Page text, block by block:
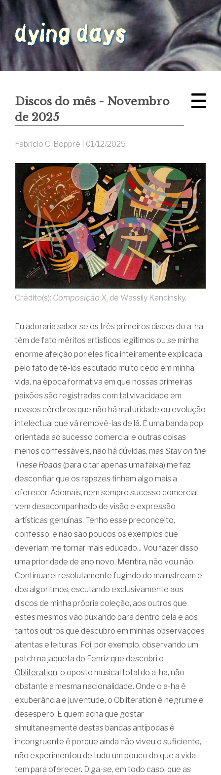
Discos do mês - Novembro
de 2025
Fabricio C. Boppré | 01/12/2025
Crédito(s): Composição X, de Wassily Kandinsky.
Eu adoraria saber se os três primeiros discos do a-ha
têm de fato méritos artísticos legítimos ou se minha
enorme afeição por eles fica inteiramente explicada
pelo fato de tê-los escutado muito cedo em minha
vida, na época formativa em que nossas primeiras
paixões são registradas com tal vivacidade em
nossos cérebros que não há maturidade ou evolução
intelectual que vá removê-las de lá. É uma banda pop
orientada ao sucesso comercial e outras coisas
menos confessáveis, não há dúvidas, mas Stay on the
These Roads (para citar apenas uma faixa) me faz
desconfiar que os rapazes tinham algo mais a
oferecer. Ademais, nem sempre sucesso comercial
vem desacompanhado de visão e expressão
artísticas genuínas. Tenho esse preconceito,
confesso, e não são poucos os exemplos que
deveriam me tornar mais educado... Vou fazer disso
uma prioridade de ano novo. Mentira, não vou não.
Continuarei resolutamente fugindo do mainstream e
dos algoritmos, escutando exclusivamente aos
discos de minha própria coleção, aos outros que
estes mesmos vão puxando para dentro dela e aos
tantos outros que descubro em minhas observações
atentas e leituras. Foi, por exemplo, observando um
patch na jaqueta do Fenriz que descobri o
Obliteration, o oposto musical total do a-ha, não
obstante a mesma nacionalidade. Onde o a-ha é
exuberância e juventude, o Obliteration é negrume e
desespero. E quem acha que gostar
simultaneamente destas bandas antípodas é
incongruente é porque ainda não viveu o suficiente,
não experimentou de tudo um pouco do que a vida
tem para oferecer. Diga-se, em todo caso, que as